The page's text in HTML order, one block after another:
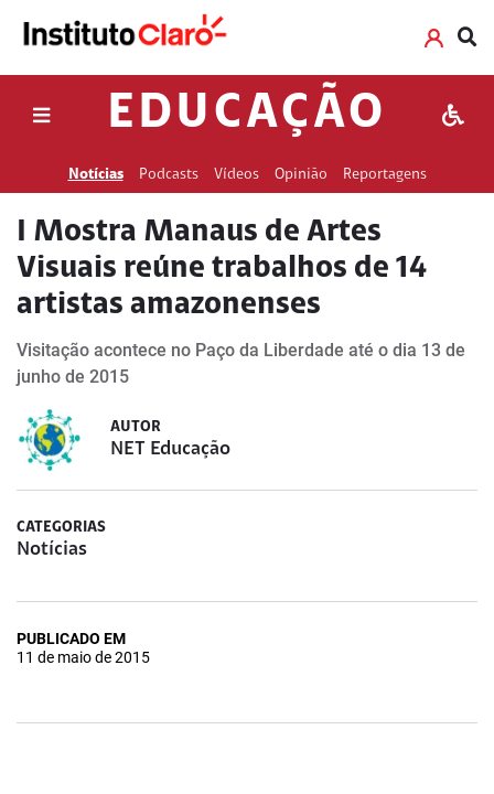
EDUCAÇÃO
Notícias Podcasts Vídeos Opinião Reportagens
I Mostra Manaus de Artes
Visuais reúne trabalhos de 14
artistas amazonenses
Visitação acontece no Paço da Liberdade até o dia 13 de
junho de 2015
AUTOR
NET Educação
CATEGORIAS
Notícias
PUBLICADO EM
11 de maio de 2015